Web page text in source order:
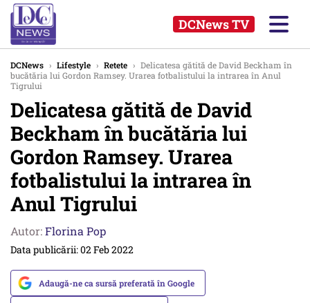
DCNews TV
DCNews › Lifestyle › Retete › Delicatesa gătită de David Beckham în
bucătăria lui Gordon Ramsey. Urarea fotbalistului la intrarea în Anul
Tigrului
Delicatesa gătită de David
Beckham în bucătăria lui
Gordon Ramsey. Urarea
fotbalistului la intrarea în
Anul Tigrului
Autor:Florina Pop
Data publicării: 02 Feb 2022
Adaugă-ne ca sursă preferată în Google